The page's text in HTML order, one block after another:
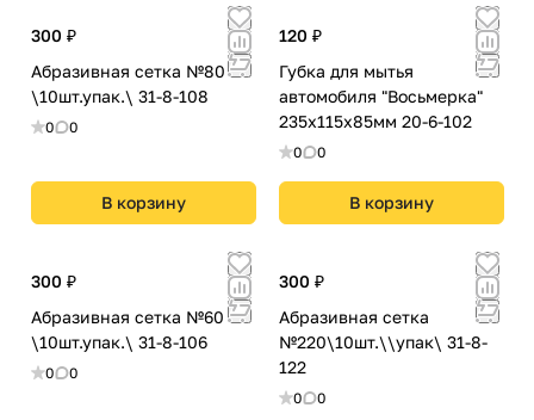
300 ₽
Абразивная сетка №80
\10шт.упак.\ 31-8-108
0 0
В корзину
120 ₽
Губка для мытья
автомобиля "Восьмерка"
235х115х85мм 20-6-102
0 0
В корзину
300 ₽
Абразивная сетка №60
\10шт.упак.\ 31-8-106
0 0
300 ₽
Абразивная сетка
№220\10шт.\\упак\ 31-8-
122
0 0